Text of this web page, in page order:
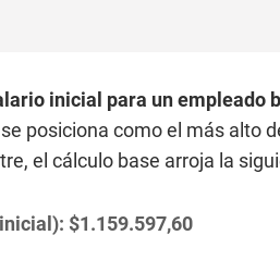
inicial para un empleado
posiciona como el más alto
el cálculo base arroja la
$1.159.597,60